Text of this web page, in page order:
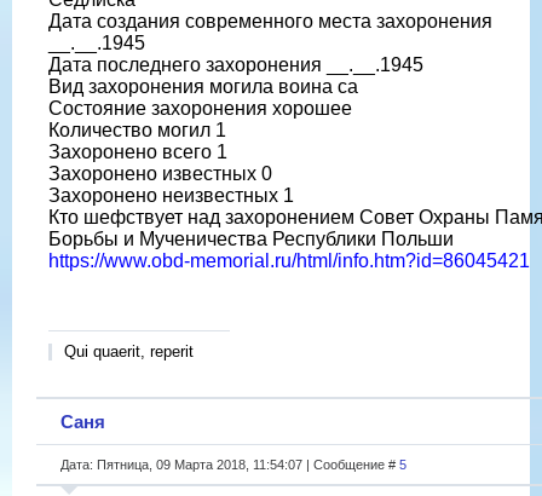
Дата создания современного места захоронения
__.__.1945
Дата последнего захоронения __.__.1945
Вид захоронения могила воина са
Состояние захоронения хорошее
Количество могил 1
Захоронено всего 1
Захоронено известных 0
Захоронено неизвестных 1
Кто шефствует над захоронением Совет Охраны
Борьбы и Мученичества Республики Польши
https://www.obd-memorial.ru/html/info.htm?id=86045421
Qui quaerit, reperit
Саня
Дата: Пятница, 09 Марта 2018, 11:54:07 | Сообщение # 5